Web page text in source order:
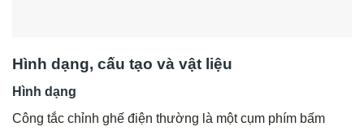
Hình dạng, cấu tạo và vật liệu
Hình dạng
Công tắc chỉnh ghế điện thường là một cụm phím bấm